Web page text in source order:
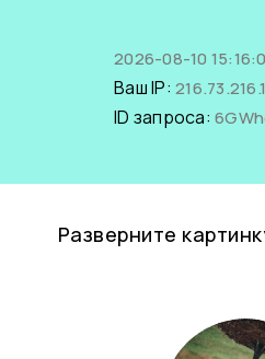
2026-08-10
Ваш IP:
ID запроса:
Разверните